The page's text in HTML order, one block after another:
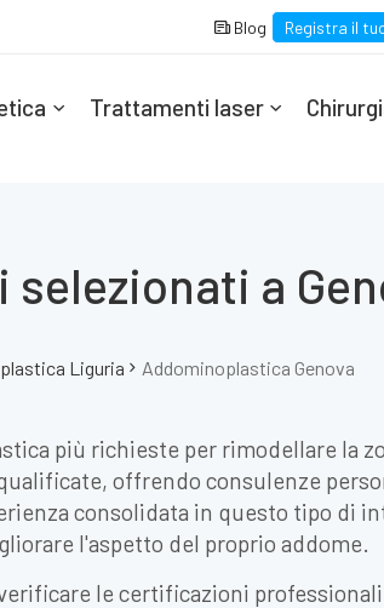
Blog Registra il
Trattamenti laser
a
Liguria Addominoplastica Genova
più richieste per rimodellare la
offrendo consulenze
consolidata in questo tipo di
l'aspetto del proprio addome.
le certificazioni